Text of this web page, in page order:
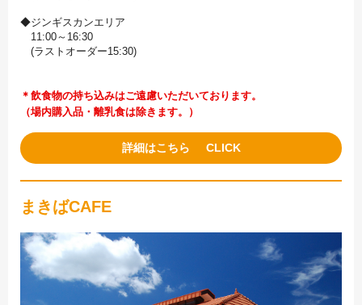
◆ジンギスカンエリア
11:00～16:30
(ラストオーダー15:30)
＊飲食物の持ち込みはご遠慮いただいております。
（場内購入品・離乳食は除きます。）
詳細はこちら
まきばCAFE